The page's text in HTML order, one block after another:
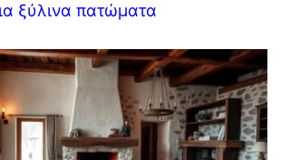
ξύλινα πατώματα